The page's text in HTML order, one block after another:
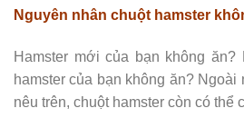
Nguyên nhân chuột hamster
Hamster mới của bạn không ăn?
hamster của bạn không ăn?
nêu trên, chuột hamster còn có thể